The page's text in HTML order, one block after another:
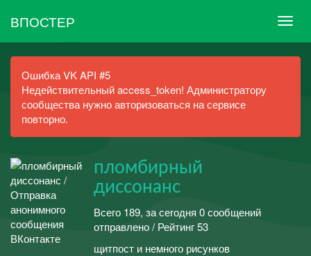
ВПОСТЕР
Ошибка VK API #5
Недействительный access_token! Администратору
сообщества нужно авторизоваться на сервисе
повторно.
пломбирный
диссонанс
Всего 189, за сегодня 0 сообщений
отправлено / Рейтинг 53
щитпост и немного рисунков